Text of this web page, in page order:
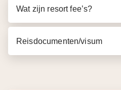
Wat zijn resort fee’s?
Reisdocumenten/visum